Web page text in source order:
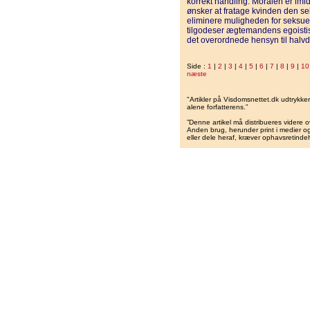
ønsker at fratage kvinden den
eliminere muligheden for
tilgodeser ægtemandens
det overordnede hensyn til
Side : 1 | 2 | 3 | 4 | 5 | 6 | 7 | 8 | 9 | 10
næste
"Artikler på Visdomsnettet.dk
alene forfatterens.”
”Denne artikel må distribueres videre
Anden brug, herunder print i medier
eller dele heraf, kræver